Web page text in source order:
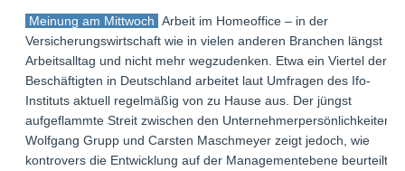
Meinung am Mittwoch Arbeit im Homeoffice – in der
Versicherungswirtschaft wie in vielen anderen Branchen längst
Arbeitsalltag und nicht mehr wegzudenken. Etwa ein Viertel der
Beschäftigten in Deutschland arbeitet laut Umfragen des Ifo-
Instituts aktuell regelmäßig von zu Hause aus. Der jüngst
aufgeflammte Streit zwischen den Unternehmerpersönlichkeiten
Wolfgang Grupp und Carsten Maschmeyer zeigt jedoch, wie
kontrovers die Entwicklung auf der Managementebene beurteilt